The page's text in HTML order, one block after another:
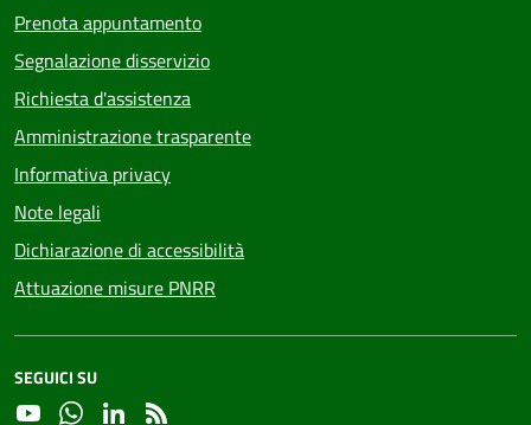
Prenota appuntamento
Segnalazione disservizio
Richiesta d'assistenza
Amministrazione trasparente
Informativa privacy
Note legali
Dichiarazione di accessibilità
Attuazione misure PNRR
SEGUICI SU
YouTubeWhatsapp
Linkedin